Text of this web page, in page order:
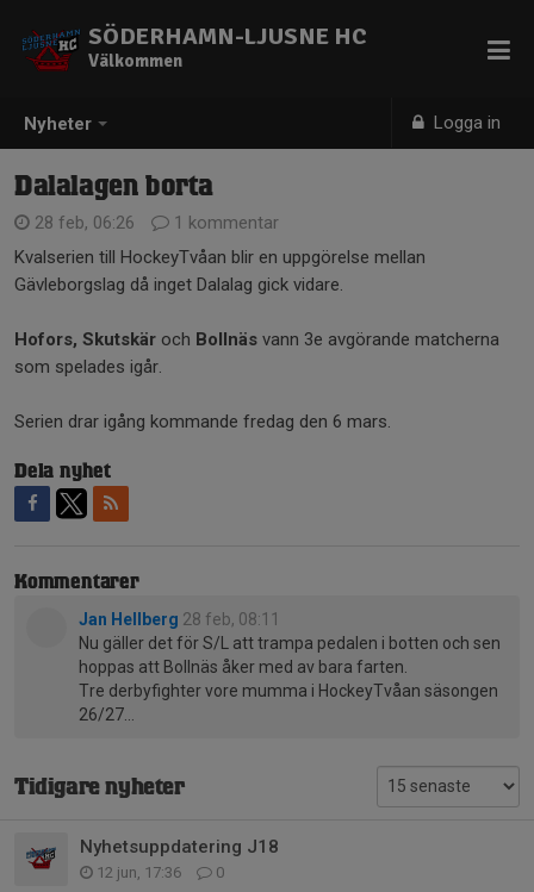
Nyheter Logga in
SÖDERHAMN-LJUSNE HC
Välkommen
Dalalagen borta
28 feb, 06:26
1 kommentar
Kvalserien till HockeyTvåan blir en uppgörelse mellan
Gävleborgslag då inget Dalalag gick vidare.
Hofors, Skutskär och Bollnäs vann 3e avgörande matcherna
som spelades igår.
Serien drar igång kommande fredag den 6 mars.
Dela nyhet
Kommentarer
Jan Hellberg 28 feb, 08:11
Nu gäller det för S/L att trampa pedalen i botten och sen
hoppas att Bollnäs åker med av bara farten.
Tre derbyfighter vore mumma i HockeyTvåan säsongen
26/27…
Tidigare nyheter
Nyhetsuppdatering J18
12 jun, 17:36 0